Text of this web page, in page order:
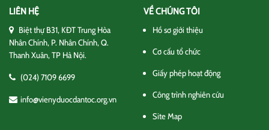
LIÊN HỆ
Biệt thự B31, KĐT Trung Hòa
Nhân Chính, P. Nhân Chính, Q.
Thanh Xuân, TP Hà Nội.
(024) 7109 6699
info@vienyduocdantoc.org.vn
VỀ CHÚNG TÔI
Hồ sơ giới thiệu
Cơ cấu tổ chức
Giấy phép hoạt động
Công trình nghiên cứu
Site Map